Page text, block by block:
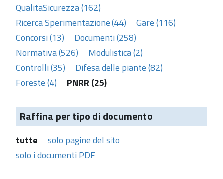
QualitaSicurezza (162)
Ricerca Sperimentazione (44)
Gare (116)
Concorsi (13)
Documenti (258)
Normativa (526)
Modulistica (2)
Controlli (35)
Difesa delle piante (82)
Foreste (4)
PNRR (25)
Raffina per tipo di documento
tutte
solo pagine del sito
solo i documenti PDF